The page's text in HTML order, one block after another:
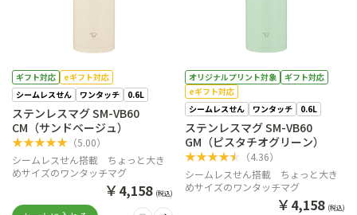
ギフト対応
eギフト対応
シームレスせん
ワンタッチ 0.6L
ステンレスマグ SM-VB60
CM（サンドベージュ）
★★★★★ （5.00）
シームレスせん搭載 ちょっと大き
めサイズのワンタッチマグ
￥4,158 (税込)
オリジナルプリント対象
ギフト対応
eギフト対応
シームレスせん
ワンタッチ 0.6L
ステンレスマグ SM-VB60
GM（ピスタチオグリーン）
★★★★★ （4.36）
シームレスせん搭載 ちょっと大き
めサイズのワンタッチマグ
￥4,158 (税込)